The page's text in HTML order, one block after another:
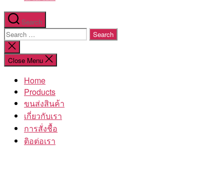
Search
Search
for:
Close
search
Close Menu
Home
Products
ขนส่งสินค้า
เกี่ยวกับเรา
การสั่งชื้อ
ติอต่อเรา